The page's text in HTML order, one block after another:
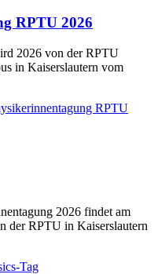
RPTU 2026
2026 von der RPTU
in Kaiserslautern vom
RPTU
2026 findet am
der RPTU in Kaiserslautern
Tag